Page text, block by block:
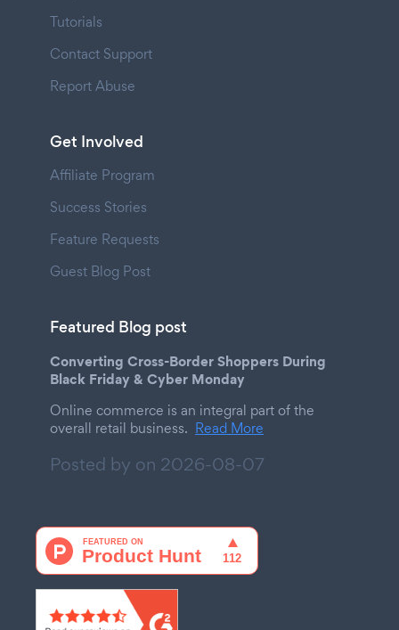
Tutorials
Contact Support
Report Abuse
Get Involved
Affiliate Program
Success Stories
Feature Requests
Guest Blog Post
Featured Blog post
Converting Cross-Border Shoppers During
Black Friday & Cyber Monday
Online commerce is an integral part of the
overall retail business. Read More
Posted by on 2026-08-07